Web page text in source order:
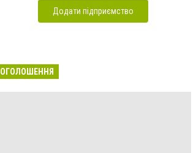
Додати підприємство
ОГОЛОШЕННЯ